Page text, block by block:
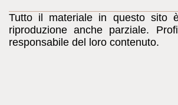
Tutto il materiale in questo sito
riproduzione anche parziale.
responsabile del loro contenuto.